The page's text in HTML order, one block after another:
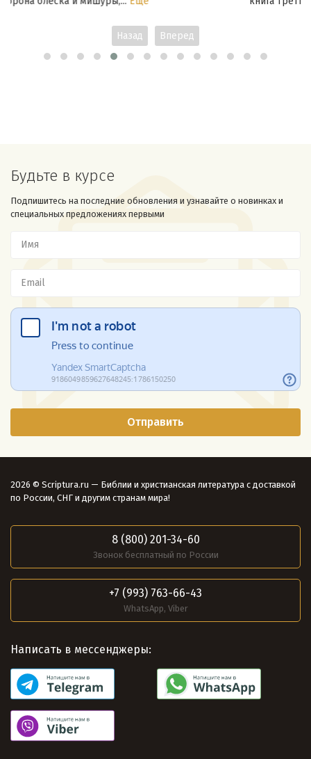
Назад Вперед
Будьте в курсе
Подпишитесь на последние обновления и узнавайте о новинках и
специальных предложениях первыми
2026 © Scriptura.ru — Библии и христианская литература с доставкой
по России, СНГ и другим странам мира!
8 (800) 201-34-60
Звонок бесплатный по России
+7 (993) 763-66-43
WhatsApp, Viber
Написать в мессенджеры: